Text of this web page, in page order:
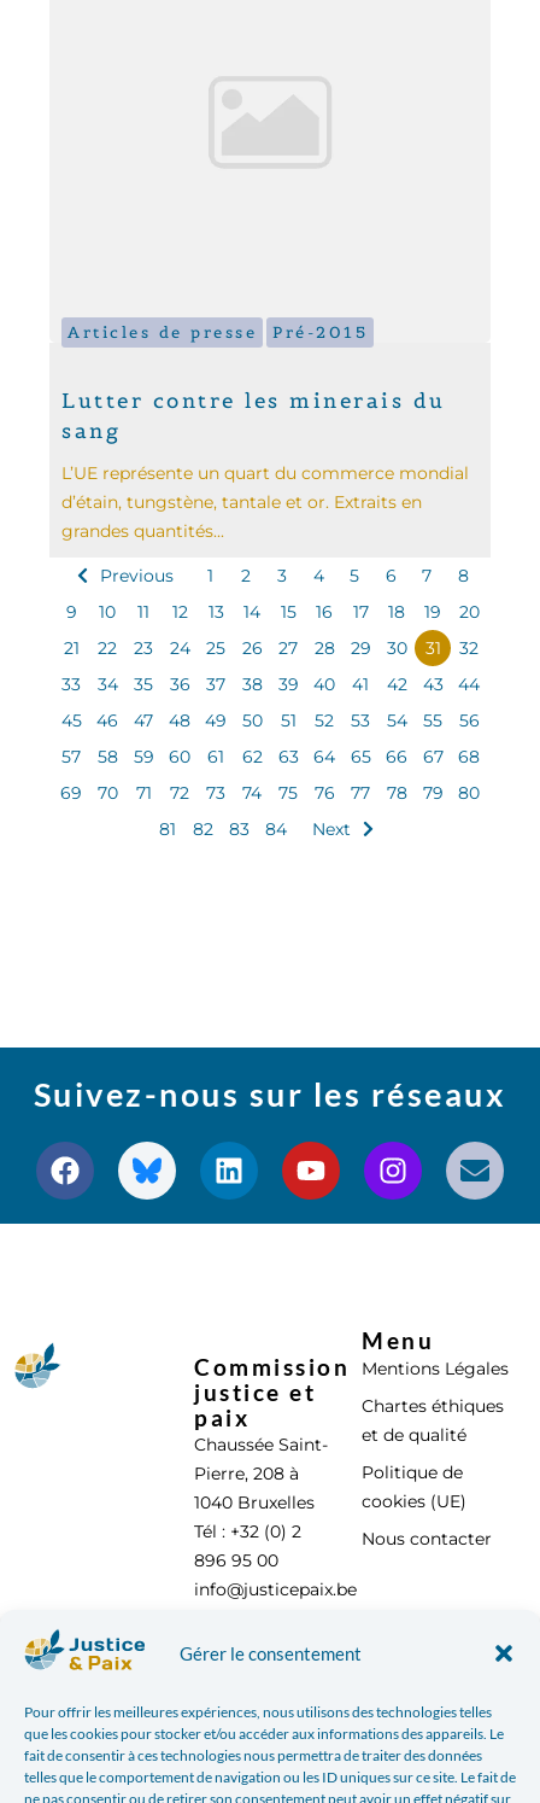
Gérer le consentement
Pour offrir les meilleures expériences, nous utilisons des technologies telles
que les cookies pour stocker et/ou accéder aux informations des appareils. Le
fait de consentir à ces technologies nous permettra de traiter des données
telles que le comportement de navigation ou les ID uniques sur ce site. Le fait de
ne pas consentir ou de retirer son consentement peut avoir un effet négatif sur
Articles de presse Pré-2015
Lutter contre les minerais du
sang
L’UE représente un quart du commerce mondial
d’étain, tungstène, tantale et or. Extraits en
grandes quantités...
Previous 1 2 3 4 5 6 7
8
9
10 11 12 13 14 15 16 17 18 19
20
21
22 23 24 25 26 27 28 29 30 31
32
33
34 35 36 37 38 39 40 41 42 43
44
45
46 47 48 49 50 51 52 53 54 55
56
57
58 59 60 61 62 63 64 65 66 67
68
69
70 71 72 73 74 75 76 77 78 79
80
81
82 83 84 Next
Suivez-nous sur les réseaux
Commission
justice et
paix
Chaussée Saint-
Pierre, 208 à
1040 Bruxelles
Tél : +32 (0) 2
896 95 00
info@justicepaix.be
Menu
Mentions Légales
Chartes éthiques
et de qualité
Politique de
cookies (UE)
Nous contacter